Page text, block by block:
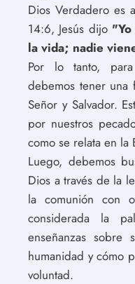
Dios Verdadero es
14:6, Jesús dijo
la vida; nadie
Por lo tanto,
debemos tener una
Señor y Salvador.
por nuestros
como se relata en la
Luego, debemos
Dios a través de la
la comunión con
considerada la
enseñanzas
humanidad y cómo
voluntad.